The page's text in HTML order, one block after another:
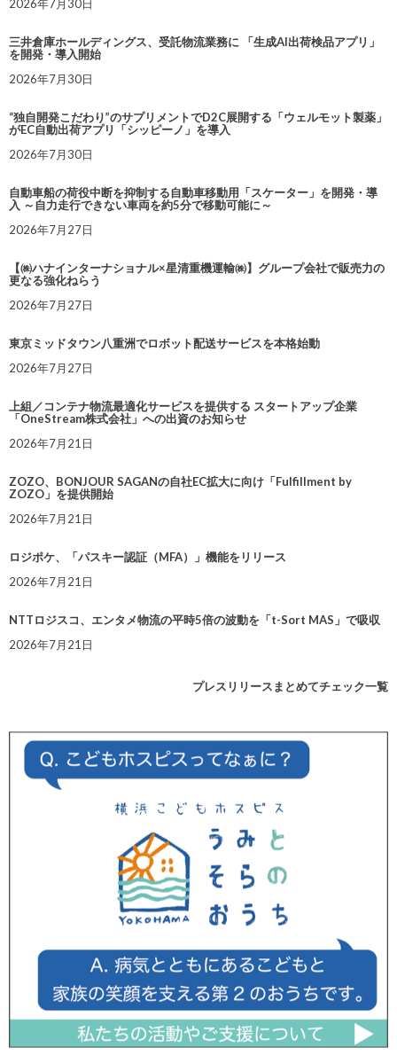
2026年7月30日
三井倉庫ホールディングス、受託物流業務に 「生成AI出荷検品アプリ」
を開発・導入開始
2026年7月30日
“独自開発こだわり”のサプリメントでD2C展開する「ウェルモット製薬」
がEC自動出荷アプリ「シッピーノ」を導入
2026年7月30日
自動車船の荷役中断を抑制する自動車移動用「スケーター」を開発・導
入 ～自力走行できない車両を約5分で移動可能に～
2026年7月27日
【㈱ハナインターナショナル×星清重機運輸㈱】グループ会社で販売力の
更なる強化ねらう
2026年7月27日
東京ミッドタウン八重洲でロボット配送サービスを本格始動
2026年7月27日
上組／コンテナ物流最適化サービスを提供する スタートアップ企業
「OneStream株式会社」への出資のお知らせ
2026年7月21日
ZOZO、BONJOUR SAGANの自社EC拡大に向け「Fulfillment by
ZOZO」を提供開始
2026年7月21日
ロジポケ、「パスキー認証（MFA）」機能をリリース
2026年7月21日
NTTロジスコ、エンタメ物流の平時5倍の波動を「t-Sort MAS」で吸収
2026年7月21日
プレスリリースまとめてチェック一覧